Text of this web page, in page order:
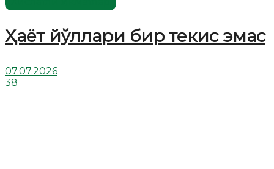
Ҳаёт йўллари бир текис эмас
07.07.2026
38